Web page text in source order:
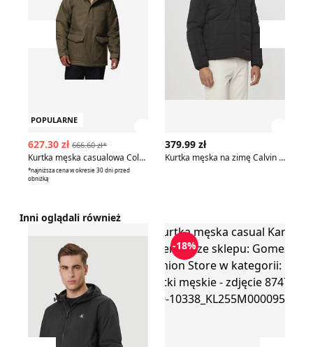
Przesuń w lewo
POPULARNE
627.30 zł 666.60 zł*
Kurtka męska casualowa Columbia
*najniższa cena w okresie 30 dni przed
obniżką
379.99 zł
Kurtka męska na zimę Calvin Klein Jeans
Inni oglądali również
Kurtka męska Calvin Klein JeansKurtka męska casual Karl
-18%